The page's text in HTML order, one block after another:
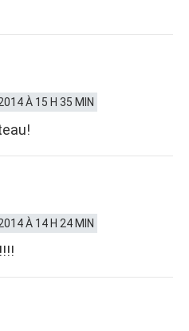
À 15 H 35 MIN
À 14 H 24 MIN